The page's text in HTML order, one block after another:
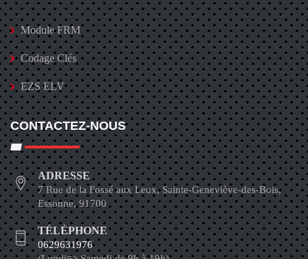
Module FRM
Codage Clés
EZS ELV
CONTACTEZ-NOUS
ADRESSE
7 Rue de la Fossé aux Leux, Sainte-Geneviève-des-Bois,
Essonne, 91700
TÉLÉPHONE
0629631976